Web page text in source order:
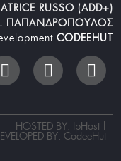
RUSSO (ADD+)
ΠΑΠΑΝΔΡΟΠΟΥΛΟΣ
CODEEHUT
HOSTED BY: IpHost |
BY: CodeeHut